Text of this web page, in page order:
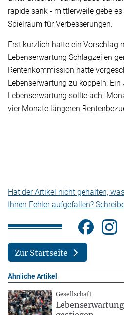
rapide sank - mittlerweile gebe
Spielraum für Verbesserungen.
Erst kürzlich hatte ein Vorschlag
Lebenserwartung Schlagzeilen
Rentenkommission hatte
Lebenserwartung zu koppeln: Ein
Lebenserwartung sollte acht
vier Monate längeren
Hat der Artikel nicht gehalten,
Ihnen Fehler aufgefallen?
Zur Startseite
Ähnliche Artikel
Gesellschaft